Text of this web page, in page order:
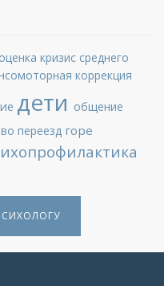
кризис среднего
коррекция
дети общение
переезд горе